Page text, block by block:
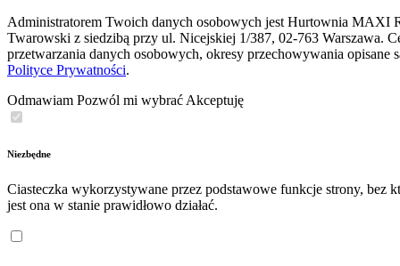
Administratorem Twoich danych osobowych jest Hurtownia MAXI
Twarowski z siedzibą przy ul. Nicejskiej 1/387, 02-763 Warszawa.
przetwarzania danych osobowych, okresy przechowywania opisane
Polityce Prywatności.
Odmawiam Pozwól mi wybrać Akceptuję
Niezbędne
Ciasteczka wykorzystywane przez podstawowe funkcje strony, bez
jest ona w stanie prawidłowo działać.